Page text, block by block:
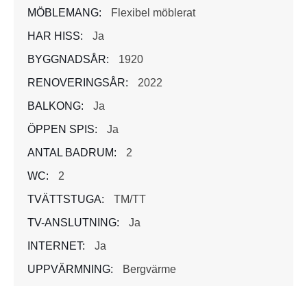
MÖBLEMANG:
Flexibel möblerat
HAR HISS:
Ja
BYGGNADSÅR:
1920
RENOVERINGSÅR:
2022
BALKONG:
Ja
ÖPPEN SPIS:
Ja
ANTAL BADRUM:
2
WC:
2
TVÄTTSTUGA:
TM/TT
TV-ANSLUTNING:
Ja
INTERNET:
Ja
UPPVÄRMNING:
Bergvärme